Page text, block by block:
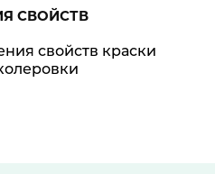
СВОЙСТВ
свойств краски